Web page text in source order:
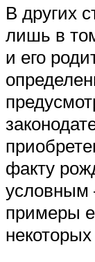
В других
лишь в
и его
факту
условным
примеры
некоторых